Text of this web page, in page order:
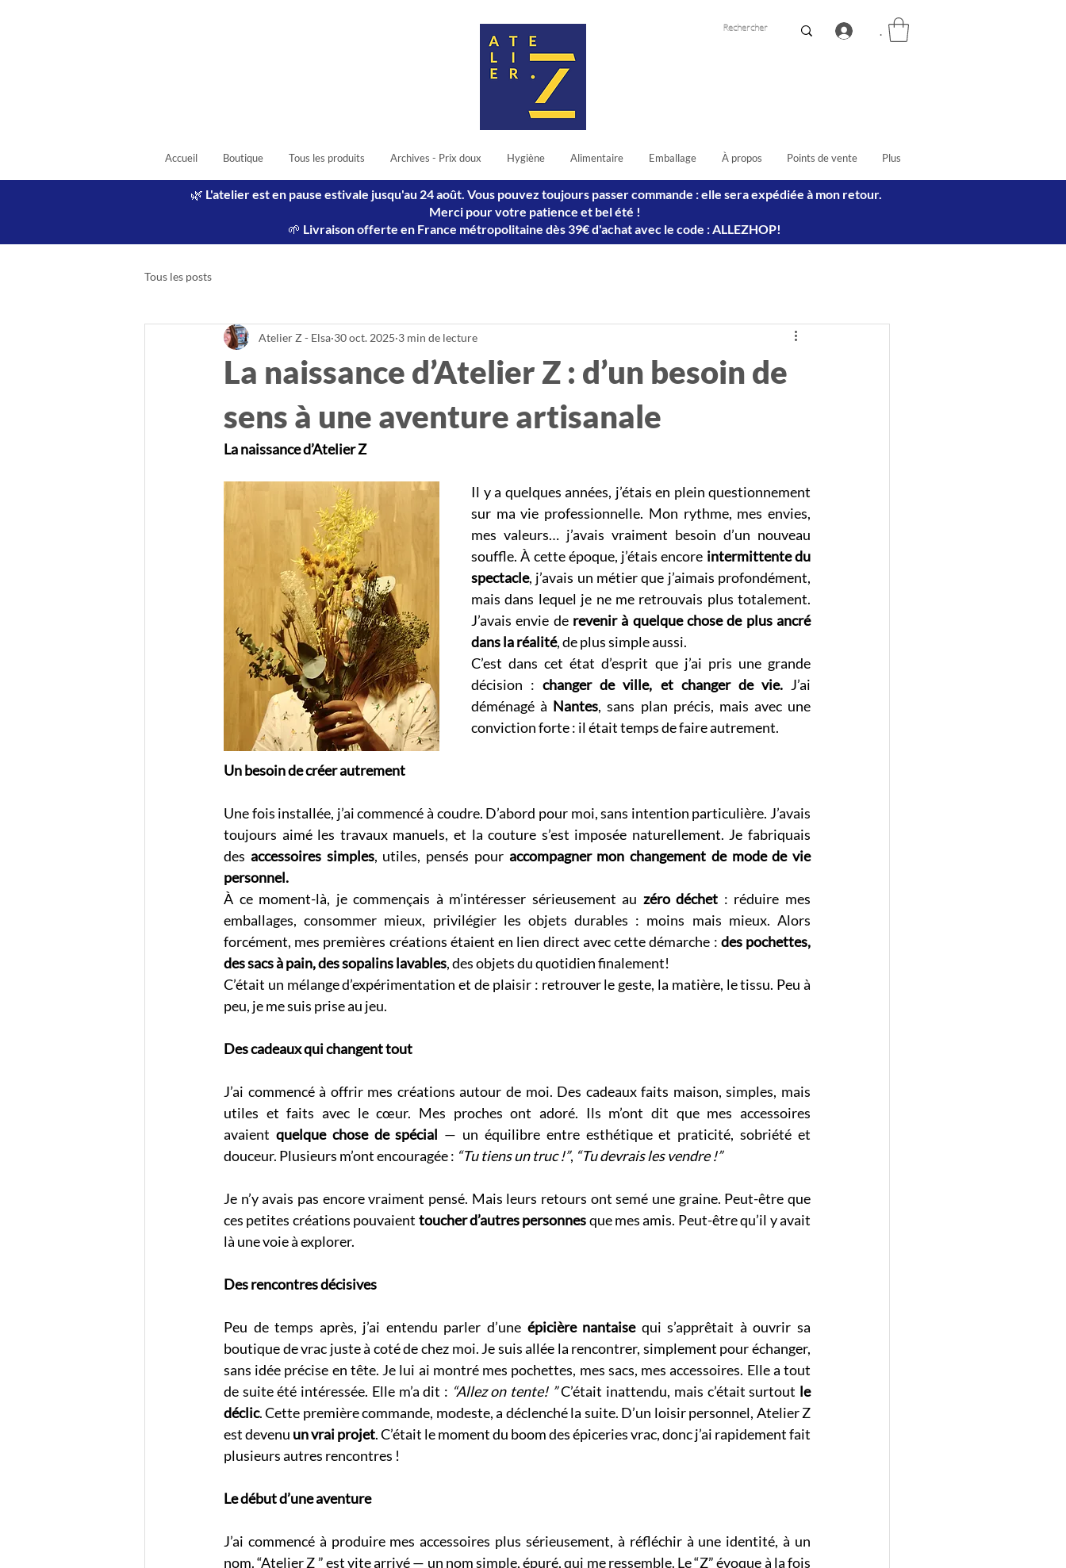
Accueil Boutique Tous les produits Archives - Prix doux Hygiène Alimentaire Emballage À propos Points de vente Plus
🌿 L'atelier est en pause estivale jusqu'au 24 août. Vous pouvez toujours passer commande : elle sera expédiée à mon retour.
Merci pour votre patience et bel été !
🌱 Livraison offerte en France métropolitaine dès 39€ d'achat avec le code : ALLEZHOP!
Tous les posts
La naissance d’Atelier Z : d’un besoin de
sens à une aventure artisanale
Atelier Z - Elsa 30 oct. 2025 3 min de lecture
La naissance d’Atelier Z
Il y a quelques années, j’étais en plein questionnement
sur ma vie professionnelle. Mon rythme, mes envies,
mes valeurs… j’avais vraiment besoin d’un nouveau
souffle. À cette époque, j’étais encore intermittente du
spectacle, j’avais un métier que j’aimais profondément,
mais dans lequel je ne me retrouvais plus totalement.
J’avais envie de revenir à quelque chose de plus ancré
dans la réalité, de plus simple aussi.
C’est dans cet état d’esprit que j’ai pris une grande
décision : changer de ville, et changer de vie. J’ai
déménagé à Nantes, sans plan précis, mais avec une
conviction forte : il était temps de faire autrement.
Un besoin de créer autrement
Une fois installée, j’ai commencé à coudre. D’abord pour moi, sans intention particulière. J’avais
toujours aimé les travaux manuels, et la couture s’est imposée naturellement. Je fabriquais
des accessoires simples, utiles, pensés pour accompagner mon changement de mode de vie
personnel.
À ce moment-là, je commençais à m’intéresser sérieusement au zéro déchet : réduire mes
emballages, consommer mieux, privilégier les objets durables : moins mais mieux. Alors
forcément, mes premières créations étaient en lien direct avec cette démarche : des pochettes,
des sacs à pain, des sopalins lavables, des objets du quotidien finalement!
C’était un mélange d’expérimentation et de plaisir : retrouver le geste, la matière, le tissu. Peu à
peu, je me suis prise au jeu.
Des cadeaux qui changent tout
J’ai commencé à offrir mes créations autour de moi. Des cadeaux faits maison, simples, mais
utiles et faits avec le cœur. Mes proches ont adoré. Ils m’ont dit que mes accessoires
avaient quelque chose de spécial — un équilibre entre esthétique et praticité, sobriété et
douceur. Plusieurs m’ont encouragée : “Tu tiens un truc !”, “Tu devrais les vendre !”
Je n’y avais pas encore vraiment pensé. Mais leurs retours ont semé une graine. Peut-être que
ces petites créations pouvaient toucher d’autres personnes que mes amis. Peut-être qu’il y avait
là une voie à explorer.
Des rencontres décisives
Peu de temps après, j’ai entendu parler d’une épicière nantaise qui s’apprêtait à ouvrir sa
boutique de vrac juste à coté de chez moi. Je suis allée la rencontrer, simplement pour échanger,
sans idée précise en tête. Je lui ai montré mes pochettes, mes sacs, mes accessoires. Elle a tout
de suite été intéressée. Elle m’a dit : “Allez on tente! ” C’était inattendu, mais c’était surtout le
déclic. Cette première commande, modeste, a déclenché la suite. D’un loisir personnel, Atelier Z
est devenu un vrai projet. C’était le moment du boom des épiceries vrac, donc j’ai rapidement fait
plusieurs autres rencontres !
Le début d’une aventure
J’ai commencé à produire mes accessoires plus sérieusement, à réfléchir à une identité, à un
nom. “Atelier Z ” est vite arrivé — un nom simple, épuré, qui me ressemble. Le “Z” évoque à la fois